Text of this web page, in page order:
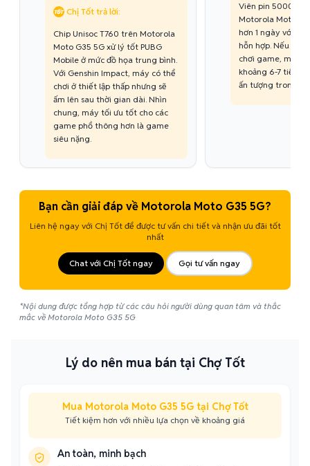
Chị Tốt trả lời:
Chip Unisoc T760 trên Motorola
Moto G35 5G xử lý tốt PUBG
Mobile ở mức đồ họa trung bình.
Với Genshin Impact, máy có thể
chơi ở thiết lập thấp nhưng sẽ
ấm lên sau thời gian dài. Nhìn
chung, máy tối ưu tốt cho các
game phổ thông hơn là game
siêu nặng.
Viên pin
Motorola Moto
hơn 1 ngày với
hỗn hợp. Nếu bật
chơi game, máy
khoảng 6-7 tiếng
ấn tượng trong
Bạn cần giải đáp về Motorola Moto G35 5G?
Liên hệ ngay với Chị Tốt để được tư vấn chi tiết và nhận ưu đãi tốt
nhất
Chat với Chị Tốt ngay Gọi tư vấn ngay
*Nội dung được tổng hợp từ các câu hỏi người dùng quan tâm và thắc
mắc về Motorola Moto G35 5G
Lý do nên mua bán tại Chợ Tốt
Mua Motorola Moto G35 5G tại Chợ Tốt
Tiết kiệm hơn với nhiều lựa chọn về khoảng giá
An toàn, minh bạch